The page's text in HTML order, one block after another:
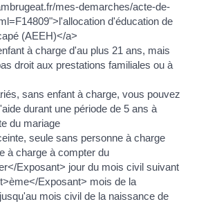
mes-demarches/acte-de-
d'éducation de
(AEEH)</a>
à charge d'au plus 21 ans, mais
droit aux prestations familiales ou à
sans enfant à charge, vous pouvez
durant une période de 5 ans à
du mariage
seule sans personne à charge
à charge à compter du
Exposant> jour du mois civil suivant
Exposant> mois de la
mois civil de la naissance de